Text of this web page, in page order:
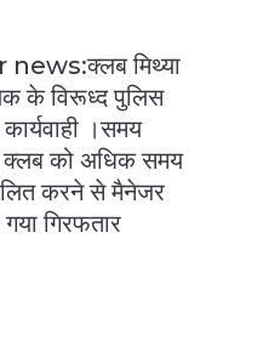
मिथ्या
के विरूध्द पुलिस
।समय
को अधिक समय
करने से मैनेजर
गिरफतार